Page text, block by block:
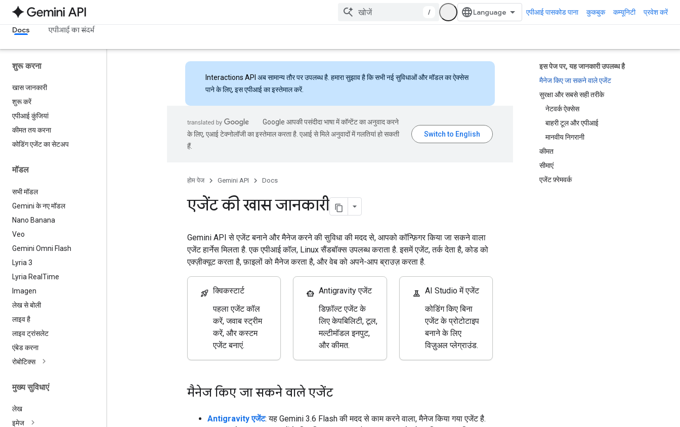
/ एपीआई पासकोड पाना कुकबुक कम्यूनिटी प्रवेश करें
Docs एपीआई का संदर्भ
शुरू करना
खास जानकारी
शुरू करें
एपीआई कुंजियां
कीमत तय करना
कोडिंग एजेंट का सेटअप
मॉडल
सभी मॉडल
Gemini के नए मॉडल
Nano Banana
Veo
Gemini Omni Flash
Lyria 3
Lyria Real Time
Imagen
लेख से बोली
लाइव है
लाइव ट्रांसलेट
एंबेड करना
रोबोटिक्स
मुख्य सुविधाएं
लेख
इमेज
इस पेज पर, यह जानकारी उपलब्ध है
मैनेज किए जा सकने वाले एजेंट
सुरक्षा और सबसे सही तरीके
नेटवर्क ऐक्सेस
बाहरी टूल और एपीआई
मानवीय निगरानी
कीमत
सीमाएं
एजेंट फ़्रेमवर्क
Interactions API अब सामान्य तौर पर उपलब्ध है. हमारा सुझाव है कि सभी नई सुविधाओं और मॉडल का ऐक्सेस
पाने के लिए, इस एपीआई का इस्तेमाल करें.
Google आपकी पसंदीदा भाषा में कॉन्टेंट का अनुवाद करने
के लिए, एआई टेक्नोलॉजी का इस्तेमाल करता है. एआई से मिले अनुवादों में गलतियां हो सकती
हैं.
होम पेज Gemini API Docs
एजेंट की खास जानकारी
Gemini API से एजेंट बनाने और मैनेज करने की सुविधा की मदद से, आपको कॉन्फ़िगर किया जा सकने वाला
एजेंट हार्नेस मिलता है. एक एपीआई कॉल, Linux सैंडबॉक्स उपलब्ध कराता है. इसमें एजेंट, तर्क देता है, कोड को
एक्ज़ीक्यूट करता है, फ़ाइलों को मैनेज करता है, और वेब को अपने-आप ब्राउज़ करता है.
rocket_launch क्विकस्टार्ट
पहला एजेंट कॉल
करें, जवाब स्ट्रीम
करें, और कस्टम
एजेंट बनाएं.
smart_toy Antigravity एजेंट
डिफ़ॉल्ट एजेंट के
लिए केपबिलिटी, टूल,
मल्टीमॉडल इनपुट,
और कीमत.
experiment AI Studio में एजेंट
कोडिंग किए बिना
एजेंट के प्रोटोटाइप
बनाने के लिए
विज़ुअल प्लेग्राउंड.
मैनेज किए जा सकने वाले एजेंट
Antigravity एजेंट: यह Gemini 3.6 Flash की मदद से काम करने वाला, मैनेज किया गया एजेंट है.